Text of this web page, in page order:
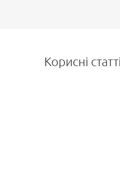
Корисні статті